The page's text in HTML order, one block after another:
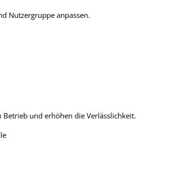
Nutzergruppe anpassen.
und erhöhen die Verlässlichkeit.